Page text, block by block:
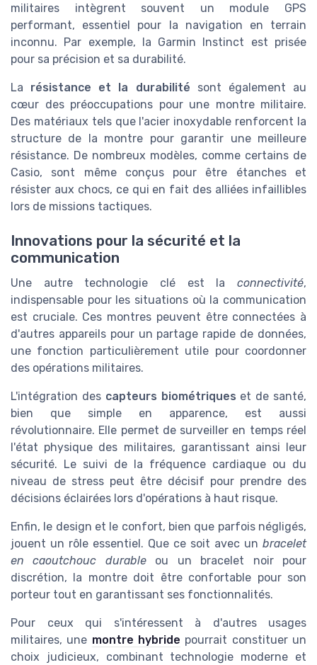
militaires intègrent souvent un module GPS
performant, essentiel pour la navigation en terrain
inconnu. Par exemple, la Garmin Instinct est prisée
pour sa précision et sa durabilité.
La résistance et la durabilité sont également au
cœur des préoccupations pour une montre militaire.
Des matériaux tels que l'acier inoxydable renforcent la
structure de la montre pour garantir une meilleure
résistance. De nombreux modèles, comme certains de
Casio, sont même conçus pour être étanches et
résister aux chocs, ce qui en fait des alliées infaillibles
lors de missions tactiques.
Innovations pour la sécurité et la
communication
Une autre technologie clé est la connectivité,
indispensable pour les situations où la communication
est cruciale. Ces montres peuvent être connectées à
d'autres appareils pour un partage rapide de données,
une fonction particulièrement utile pour coordonner
des opérations militaires.
L'intégration des capteurs biométriques et de santé,
bien que simple en apparence, est aussi
révolutionnaire. Elle permet de surveiller en temps réel
l'état physique des militaires, garantissant ainsi leur
sécurité. Le suivi de la fréquence cardiaque ou du
niveau de stress peut être décisif pour prendre des
décisions éclairées lors d'opérations à haut risque.
Enfin, le design et le confort, bien que parfois négligés,
jouent un rôle essentiel. Que ce soit avec un bracelet
en caoutchouc durableou un bracelet noir pour
discrétion, la montre doit être confortable pour son
porteur tout en garantissant ses fonctionnalités.
Pour ceux qui s'intéressent à d'autres usages
militaires, une montre hybride pourrait constituer un
choix judicieux, combinant technologie moderne et